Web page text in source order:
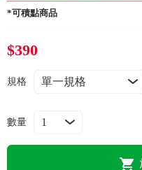
購物流程
會員專區
常見問題
折價券、紅利說明
*可積點商品
$390
規格
數量